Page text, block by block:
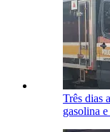
Três dias
gasolina